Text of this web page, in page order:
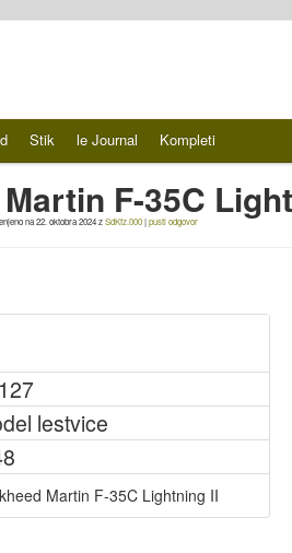
Stik le Journal Kompleti
F-35C
na22. oktobra 2024zSdKfz.000|pusti odgovor
lestvice
Martin F-35C Lightning II